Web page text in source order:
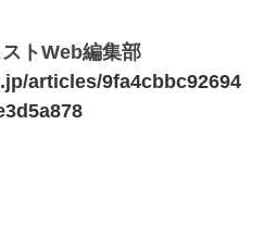
トWeb編集部
articles/9fa4cbbc92694